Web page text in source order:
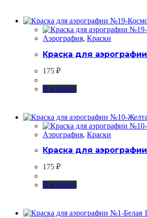
Аэрография, Краски
Краска для
175 ₽
В корзину
Аэрография, Краски
Краска для
175 ₽
В корзину